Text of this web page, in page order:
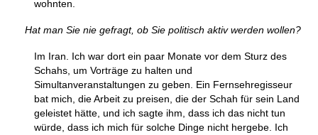
wohnten.
Hat man Sie nie gefragt, ob Sie politisch aktiv werden wollen?
Im Iran. Ich war dort ein paar Monate vor dem Sturz des
Schahs, um Vorträge zu halten und
Simultanveranstaltungen zu geben. Ein Fernsehregisseur
bat mich, die Arbeit zu preisen, die der Schah für sein Land
geleistet hätte, und ich sagte ihm, dass ich das nicht tun
würde, dass ich mich für solche Dinge nicht hergebe. Ich